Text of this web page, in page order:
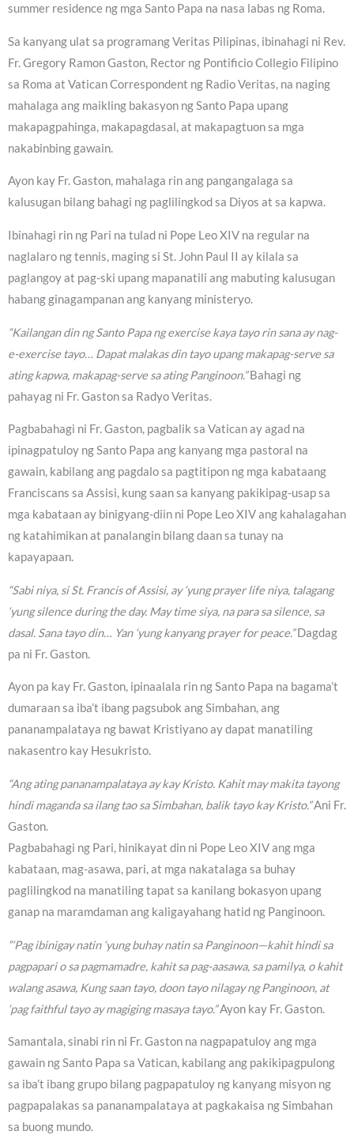
summer residence ng mga Santo Papa na nasa labas ng Roma.
Sa kanyang ulat sa programang Veritas Pilipinas, ibinahagi ni Rev.
Fr. Gregory Ramon Gaston, Rector ng Pontificio Collegio Filipino
sa Roma at Vatican Correspondent ng Radio Veritas, na naging
mahalaga ang maikling bakasyon ng Santo Papa upang
makapagpahinga, makapagdasal, at makapagtuon sa mga
nakabinbing gawain.
Ayon kay Fr. Gaston, mahalaga rin ang pangangalaga sa
kalusugan bilang bahagi ng paglilingkod sa Diyos at sa kapwa.
Ibinahagi rin ng Pari na tulad ni Pope Leo XIV na regular na
naglalaro ng tennis, maging si St. John Paul II ay kilala sa
paglangoy at pag-ski upang mapanatili ang mabuting kalusugan
habang ginagampanan ang kanyang ministeryo.
“Kailangan din ng Santo Papa ng exercise kaya tayo rin sana ay nag-
e-exercise tayo… Dapat malakas din tayo upang makapag-serve sa
ating kapwa, makapag-serve sa ating Panginoon.”Bahagi ng
pahayag ni Fr. Gaston sa Radyo Veritas.
Pagbabahagi ni Fr. Gaston, pagbalik sa Vatican ay agad na
ipinagpatuloy ng Santo Papa ang kanyang mga pastoral na
gawain, kabilang ang pagdalo sa pagtitipon ng mga kabataang
Franciscans sa Assisi, kung saan sa kanyang pakikipag-usap sa
mga kabataan ay binigyang-diin ni Pope Leo XIV ang kahalagahan
ng katahimikan at panalangin bilang daan sa tunay na
kapayapaan.
“Sabi niya, si St. Francis of Assisi, ay ‘yung prayer life niya, talagang
‘yung silence during the day. May time siya, na para sa silence, sa
dasal. Sana tayo din… Yan ‘yung kanyang prayer for peace.”Dagdag
pa ni Fr. Gaston.
Ayon pa kay Fr. Gaston, ipinaalala rin ng Santo Papa na bagama’t
dumaraan sa iba’t ibang pagsubok ang Simbahan, ang
pananampalataya ng bawat Kristiyano ay dapat manatiling
nakasentro kay Hesukristo.
“Ang ating pananampalataya ay kay Kristo. Kahit may makita tayong
hindi maganda sa ilang tao sa Simbahan, balik tayo kay Kristo.”Ani Fr.
Gaston.
Pagbabahagi ng Pari, hinikayat din ni Pope Leo XIV ang mga
kabataan, mag-asawa, pari, at mga nakatalaga sa buhay
paglilingkod na manatiling tapat sa kanilang bokasyon upang
ganap na maramdaman ang kaligayahang hatid ng Panginoon.
“‘Pag ibinigay natin ‘yung buhay natin sa Panginoon—kahit hindi sa
pagpapari o sa pagmamadre, kahit sa pag-aasawa, sa pamilya, o kahit
walang asawa, Kung saan tayo, doon tayo nilagay ng Panginoon, at
‘pag faithful tayo ay magiging masaya tayo.”Ayon kay Fr. Gaston.
Samantala, sinabi rin ni Fr. Gaston na nagpapatuloy ang mga
gawain ng Santo Papa sa Vatican, kabilang ang pakikipagpulong
sa iba’t ibang grupo bilang pagpapatuloy ng kanyang misyon ng
pagpapalakas sa pananampalataya at pagkakaisa ng Simbahan
sa buong mundo.